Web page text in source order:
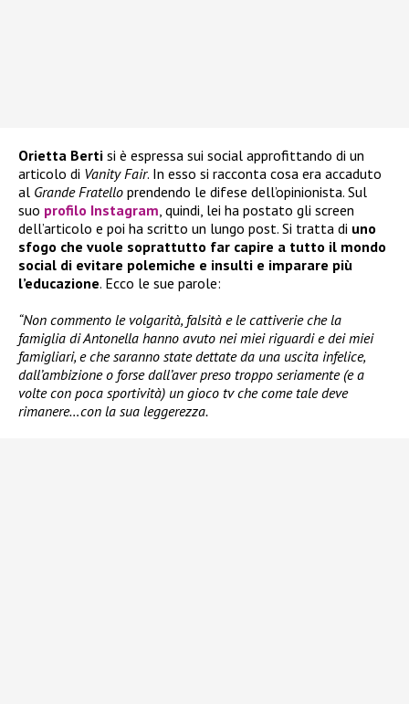
Orietta Berti si è espressa sui social approfittando di un
articolo di Vanity Fair. In esso si racconta cosa era accaduto
al Grande Fratello prendendo le difese dell’opinionista. Sul
suo profilo Instagram, quindi, lei ha postato gli screen
dell’articolo e poi ha scritto un lungo post. Si tratta di uno
sfogo che vuole soprattutto far capire a tutto il mondo
social di evitare polemiche e insulti e imparare più
l’educazione. Ecco le sue parole:
“Non commento le volgarità, falsità e le cattiverie che la
famiglia di Antonella hanno avuto nei miei riguardi e dei miei
famigliari, e che saranno state dettate da una uscita infelice,
dall’ambizione o forse dall’aver preso troppo seriamente (e a
volte con poca sportività) un gioco tv che come tale deve
rimanere…con la sua leggerezza.